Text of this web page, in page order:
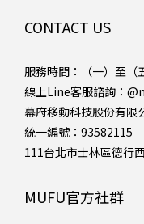
CONTACT US
服務時間：（一）至（
線上Line客服諮詢：
幕府移動科技股份有限
統一編號：93582115
111台北市士林區德行
MUFU官方社群